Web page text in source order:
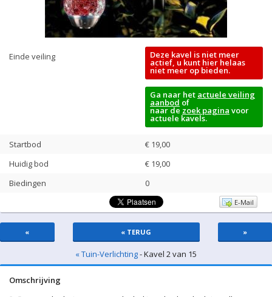
Einde veiling Deze kavel is niet meer
actief, u kunt hier helaas
niet meer op bieden.
Ga naar het actuele veiling
aanbod of
naar de zoek pagina voor
actuele kavels.
Startbod
€ 19,00
Huidig bod
€ 19,00
Biedingen
0
E-Mail
« « TERUG »
« Tuin-Verlichting- Kavel 2 van 15
Omschrijving